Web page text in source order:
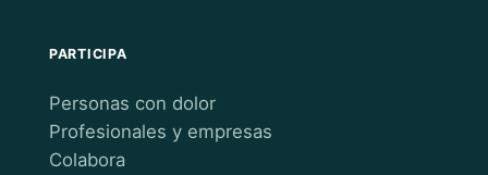
PARTICIPA
Personas con dolor
Profesionales y empresas
Colabora